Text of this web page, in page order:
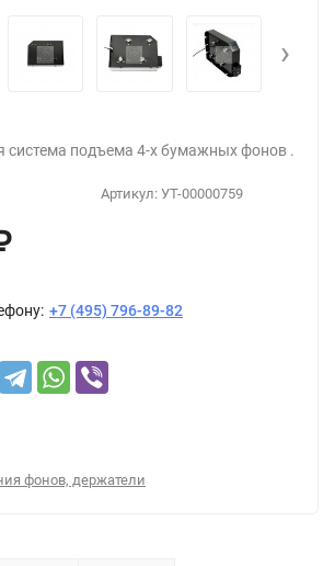
›
система подъема 4-х бумажных фонов .
Артикул: УТ-00000759
+7 (495) 796-89-82
фонов, держатели